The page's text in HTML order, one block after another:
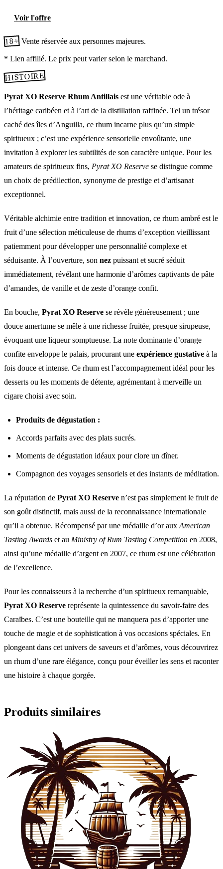
Voir l'offre
18+ Vente réservée aux personnes majeures.
* Lien affilié. Le prix peut varier selon le marchand.
HISTOIRE
Pyrat XO Reserve Rhum Antillais est une véritable ode à
l’héritage caribéen et à l’art de la distillation raffinée. Tel un trésor
caché des îles d’Anguilla, ce rhum incarne plus qu’un simple
spiritueux ; c’est une expérience sensorielle envoûtante, une
invitation à explorer les subtilités de son caractère unique. Pour les
amateurs de spiritueux fins, Pyrat XO Reserve se distingue comme
un choix de prédilection, synonyme de prestige et d’artisanat
exceptionnel.
Véritable alchimie entre tradition et innovation, ce rhum ambré est le
fruit d’une sélection méticuleuse de rhums d’exception vieillissant
patiemment pour développer une personnalité complexe et
séduisante. À l’ouverture, son nez puissant et sucré séduit
immédiatement, révélant une harmonie d’arômes captivants de pâte
d’amandes, de vanille et de zeste d’orange confit.
En bouche, Pyrat XO Reserve se révèle généreusement ; une
douce amertume se mêle à une richesse fruitée, presque sirupeuse,
évoquant une liqueur somptueuse. La note dominante d’orange
confite enveloppe le palais, procurant une expérience gustative à la
fois douce et intense. Ce rhum est l’accompagnement idéal pour les
desserts ou les moments de détente, agrémentant à merveille un
cigare choisi avec soin.
Produits de dégustation :
Accords parfaits avec des plats sucrés.
Moments de dégustation idéaux pour clore un dîner.
Compagnon des voyages sensoriels et des instants de méditation.
La réputation de Pyrat XO Reserve n’est pas simplement le fruit de
son goût distinctif, mais aussi de la reconnaissance internationale
qu’il a obtenue. Récompensé par une médaille d’or aux American
Tasting Awards et au Ministry of Rum Tasting Competition en 2008,
ainsi qu’une médaille d’argent en 2007, ce rhum est une célébration
de l’excellence.
Pour les connaisseurs à la recherche d’un spiritueux remarquable,
Pyrat XO Reserve représente la quintessence du savoir-faire des
Caraïbes. C’est une bouteille qui ne manquera pas d’apporter une
touche de magie et de sophistication à vos occasions spéciales. En
plongeant dans cet univers de saveurs et d’arômes, vous découvrirez
un rhum d’une rare élégance, conçu pour éveiller les sens et raconter
une histoire à chaque gorgée.
Produits similaires